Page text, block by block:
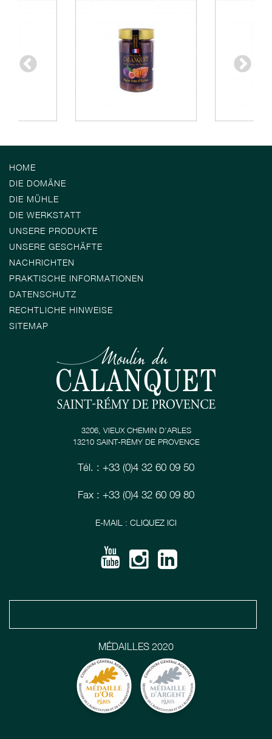
HOME
DIE DOMÄNE
DIE MÜHLE
DIE WERKSTATT
UNSERE PRODUKTE
UNSERE GESCHÄFTE
NACHRICHTEN
PRAKTISCHE INFORMATIONEN
DATENSCHUTZ
RECHTLICHE HINWEISE
SITEMAP
MÉDAILLES 2020
3206, VIEUX CHEMIN D’ARLES
13210 SAINT-RÉMY DE PROVENCE
Tél. : +33 (0)4 32 60 09 50
Fax : +33 (0)4 32 60 09 80
E-MAIL : CLIQUEZ ICI